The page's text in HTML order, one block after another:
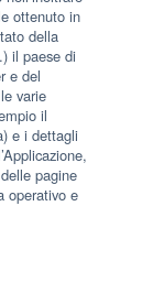
ottenuto in
della
il paese di
e del
varie
il
e i dettagli
pagine
operativo e